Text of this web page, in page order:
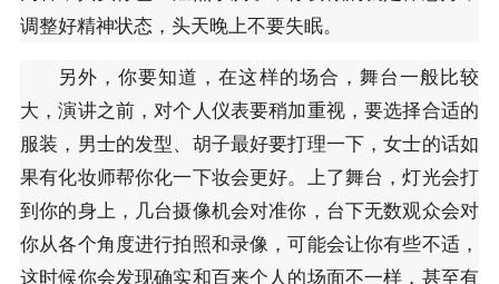
调整好精神状态，头天晚上不要失眠。
另外，你要知道，在这样的场合，舞台一般比较
大，演讲之前，对个人仪表要稍加重视，要选择合适的
服装，男士的发型、胡子最好要打理一下，女士的话如
果有化妆师帮你化一下妆会更好。上了舞台，灯光会打
到你的身上，几台摄像机会对准你，台下无数观众会对
你从各个角度进行拍照和录像，可能会让你有些不适，
这时候你会发现确实和百来个人的场面不一样，甚至有